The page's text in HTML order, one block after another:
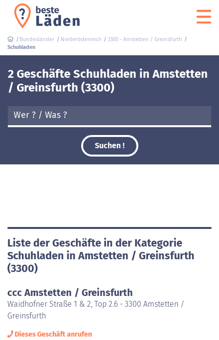
Bundesländer Niederösterreich
3300 - Amstetten / Greinsfurth
Schuhladen
2 Geschäfte Schuhladen in Amstetten
/ Greinsfurth (3300)
Suchen !
Liste der Geschäfte in der Kategorie
Schuhladen in Amstetten / Greinsfurth
(3300)
ccc Amstetten / Greinsfurth
Waidhofner Straße 1 & 2, Top 2.6 - 3300 Amstetten /
Greinsfurth
Dieses Geschäft anrufen